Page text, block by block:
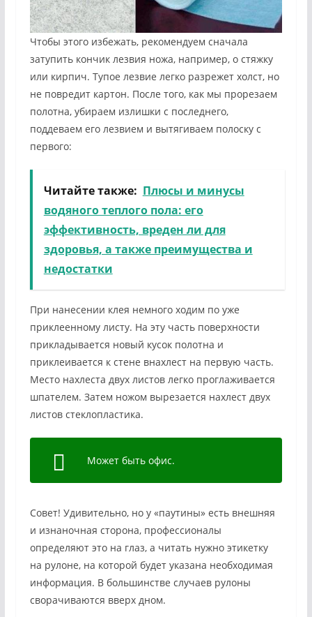
Чтобы этого избежать, рекомендуем сначала
затупить кончик лезвия ножа, например, о стяжку
или кирпич. Тупое лезвие легко разрежет холст, но
не повредит картон. После того, как мы прорезаем
полотна, убираем излишки с последнего,
поддеваем его лезвием и вытягиваем полоску с
первого:
Читайте также: Плюсы и минусы
водяного теплого пола: его
эффективность, вреден ли для
здоровья, а также преимущества и
недостатки
При нанесении клея немного ходим по уже
приклеенному листу. На эту часть поверхности
прикладывается новый кусок полотна и
приклеивается к стене внахлест на первую часть.
Место нахлеста двух листов легко проглаживается
шпателем. Затем ножом вырезается нахлест двух
листов стеклопластика.
Может быть офис.
Совет! Удивительно, но у «паутины» есть внешняя
и изнаночная сторона, профессионалы
определяют это на глаз, а читать нужно этикетку
на рулоне, на которой будет указана необходимая
информация. В большинстве случаев рулоны
сворачиваются вверх дном.